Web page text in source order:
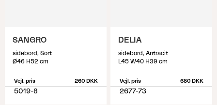
SANGRO
sidebord, Sort
Ø46 H52 cm
Vejl. pris 260 DKK
5019-8
DELIA
sidebord, Antracit
L45 W40 H39 cm
Vejl. pris 680 DKK
2677-73